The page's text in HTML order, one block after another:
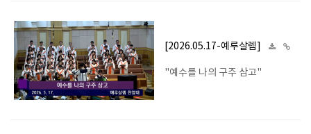
[2026.05.17-예루살렘]
"예수를 나의 구주 삼고"